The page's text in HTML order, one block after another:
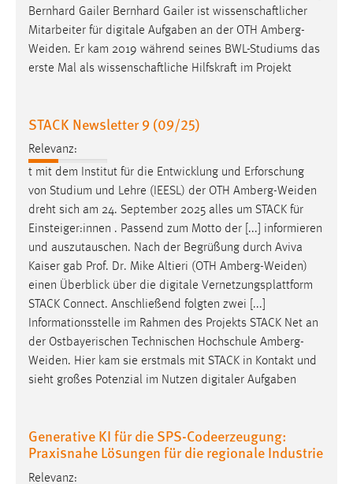
Bernhard Gailer Bernhard Gailer ist wissenschaftlicher
Mitarbeiter für digitale Aufgaben an der OTH Amberg-
Weiden. Er kam 2019 während seines BWL-Studiums das
erste Mal als wissenschaftliche Hilfskraft im Projekt
STACK Newsletter 9 (09/25)
Relevanz:
t mit dem Institut für die Entwicklung und Erforschung
von Studium und Lehre (IEESL) der OTH Amberg-Weiden
dreht sich am 24. September 2025 alles um STACK für
Einsteiger:innen . Passend zum Motto der [...] informieren
und auszutauschen. Nach der Begrüßung durch Aviva
Kaiser gab Prof. Dr. Mike Altieri (OTH Amberg-Weiden)
einen Überblick über die digitale Vernetzungsplattform
STACK Connect. Anschließend folgten zwei [...]
Informationsstelle im Rahmen des Projekts STACK Net an
der Ostbayerischen Technischen Hochschule Amberg-
Weiden. Hier kam sie erstmals mit STACK in Kontakt und
sieht großes Potenzial im Nutzen digitaler Aufgaben
Generative KI für die SPS-Codeerzeugung:
Praxisnahe Lösungen für die regionale Industrie
Relevanz:
site-language-preference
Zweck:
Das Cookie speichert die gewählte Sprache der Website.
Chat
Name:
MibewSessionID, MIBEW_UserID, mibew_locale, mibew-
chat-frame-style-5e9dbeb1811c0446
Zweck:
Wird benötigt um die Chatfunktion nutzen zu können.
Cookie Laufzeit:
MibewSessionID, mibew-chat-frame-style-
5e9dbeb1811c0446 = Sitzungslaufzeit, mibew_locale = 3
Jahre, MIBEW_UserID = 1 Jahr
Login
fe_user, be_user, be_lastLoginProvider
Zweck:
Dieser Cookie ist notwendig um sich an der Website